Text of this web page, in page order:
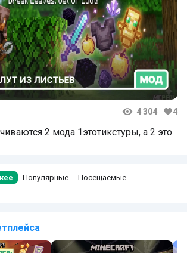
4 304 4
2 мода 1этотикстуры, а 2 это
Популярные
Посещаемые